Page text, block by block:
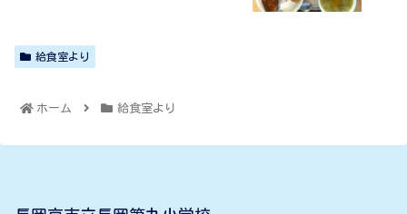
給食室より
ホーム 給食室より